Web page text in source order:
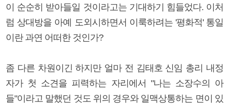
이 순순히 받아들일 것이라고는 기대하기 힘들었다. 이처
럼 상대방을 아예 도외시하면서 이룩하려는 '평화적' 통일
이란 과연 어떠한 것인가?
좀 다른 차원이긴 하지만 얼마 전 김태호 신임 총리 내정
자가 첫 소견을 피력하는 자리에서 "나는 소장수의 아
들"이라고 말했던 것도 위의 경우와 일맥상통하는 면이 있